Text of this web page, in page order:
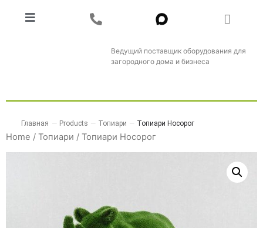
Ведущий поставщик оборудования для
загородного дома и бизнеса
Главная — Products — Топиари — Топиари Носорог
Home / Топиари / Топиари Носорог